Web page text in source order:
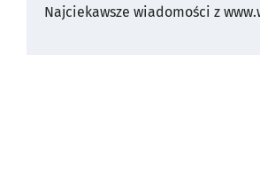
Najciekawsze wiadomości z